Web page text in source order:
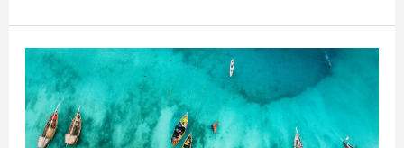
Resumen
de
noticias